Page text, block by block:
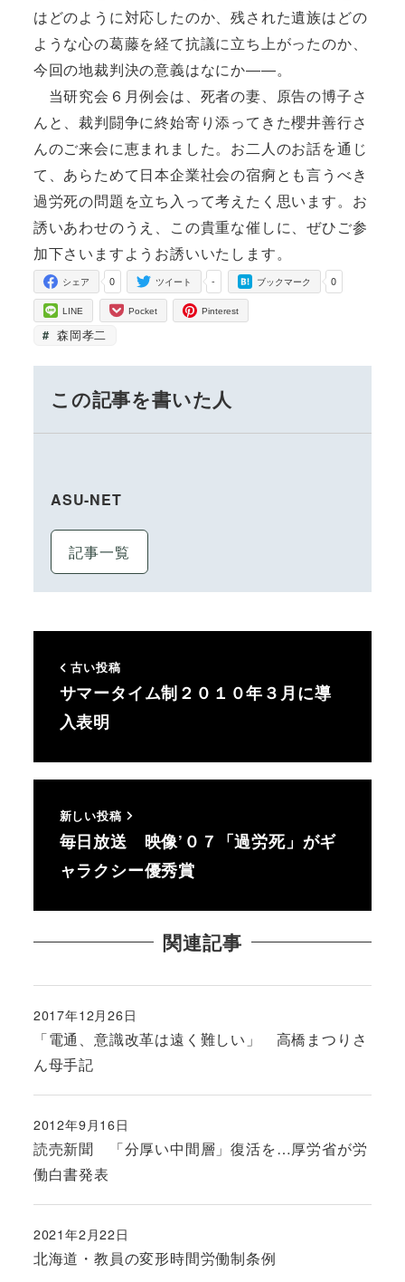
はどのように対応したのか、残された遺族はどの
ような心の葛藤を経て抗議に立ち上がったのか、
今回の地裁判決の意義はなにか――。
当研究会６月例会は、死者の妻、原告の博子さ
んと、裁判闘争に終始寄り添ってきた櫻井善行さ
んのご来会に恵まれました。お二人のお話を通じ
て、あらためて日本企業社会の宿痾とも言うべき
過労死の問題を立ち入って考えたく思います。お
誘いあわせのうえ、この貴重な催しに、ぜひご参
加下さいますようお誘いいたします。
0
シェア -
ツイート 0
ブックマーク
LINE Pocket Pinterest
森岡孝二
この記事を書いた人
ASU-NET
記事一覧
古い投稿
サマータイム制２０１０年３月に導
入表明
新しい投稿
毎日放送 映像’０７「過労死」がギ
ャラクシー優秀賞
関連記事
「電通、意識改革は遠く難しい」 高橋まつりさ
ん母手記
投稿日
2017年12月26日
読売新聞 「分厚い中間層」復活を…厚労省が労
働白書発表
投稿日
2012年9月16日
北海道・教員の変形時間労働制条例
投稿日
2021年2月22日